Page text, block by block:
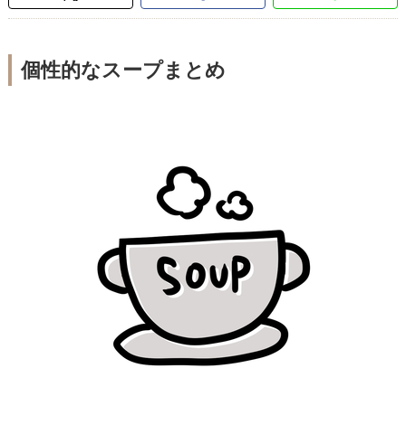
個性的なスープまとめ